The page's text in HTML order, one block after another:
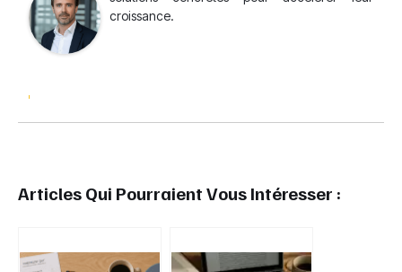
croissance.
Articles Qui Pourraient Vous Intéresser :